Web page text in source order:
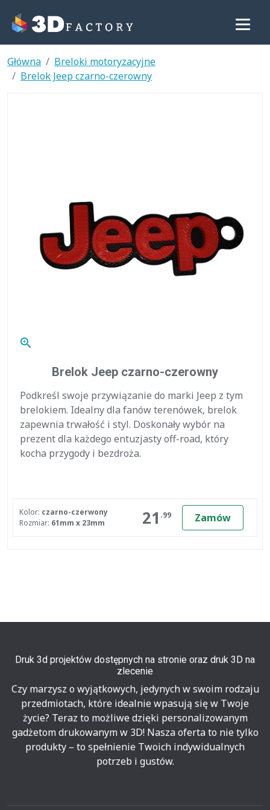
Główna
Breloki motoryzacyjne
Brelok Jeep czarno-czerowny
zoom_in
Brelok Jeep czarno-czerowny
Podkreśl swoje przywiązanie do marki Jeep z tym
brelokiem. Idealny dla fanów terenówek, brelok
zapewnia trwałość i styl. Doskonały wybór na
prezent dla każdego entuzjasty off-road, który
kocha przygody i bezdroża.
Kolor: czarno-czerwony
Rozmiar: 61mm x 23mm 21 .99 Zamów
Druk 3d projektów dostępnych na stronie oraz druk 3D na
zlecenie
Czy marzysz o wyjątkowych, jedynych w swoim rodzaju
przedmiotach, które idealnie wpasują się w Twoje
życie? Teraz to możliwe dzięki personalizowanym
gadżetom drukowanym w 3D! Nasza oferta to nie tylko
produkty – to spełnienie Twoich indywidualnych
potrzeb i gustów.